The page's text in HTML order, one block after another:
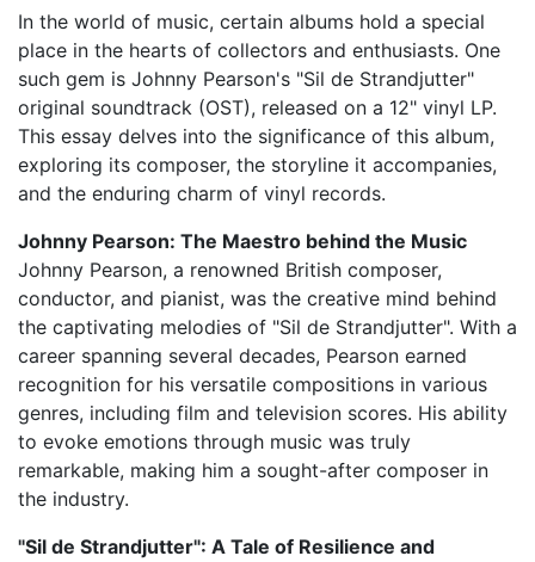
In the world of music, certain albums hold a special
place in the hearts of collectors and enthusiasts. One
such gem is Johnny Pearson's "Sil de Strandjutter"
original soundtrack (OST), released on a 12" vinyl LP.
This essay delves into the significance of this album,
exploring its composer, the storyline it accompanies,
and the enduring charm of vinyl records.
Johnny Pearson: The Maestro behind the Music
Johnny Pearson, a renowned British composer,
conductor, and pianist, was the creative mind behind
the captivating melodies of "Sil de Strandjutter". With a
career spanning several decades, Pearson earned
recognition for his versatile compositions in various
genres, including film and television scores. His ability
to evoke emotions through music was truly
remarkable, making him a sought-after composer in
the industry.
"Sil de Strandjutter": A Tale of Resilience and